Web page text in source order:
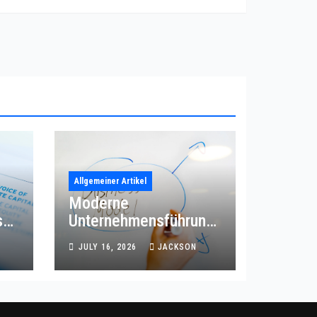
Allgemeiner Artikel
Moderne
Unternehmensführung
mit effizienter
Prozessordnung
JULY 16, 2026 JACKSON